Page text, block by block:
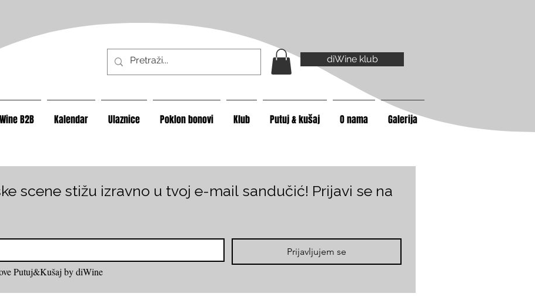
diWine klub
B2B Kalendar Ulaznice Poklon bonovi Klub Putuj & kušaj O nama Galerija
scene stižu izravno u tvoj e-mail sandučić! Prijavi se na
Prijavljujem se
Putuj&Kušaj by diWine